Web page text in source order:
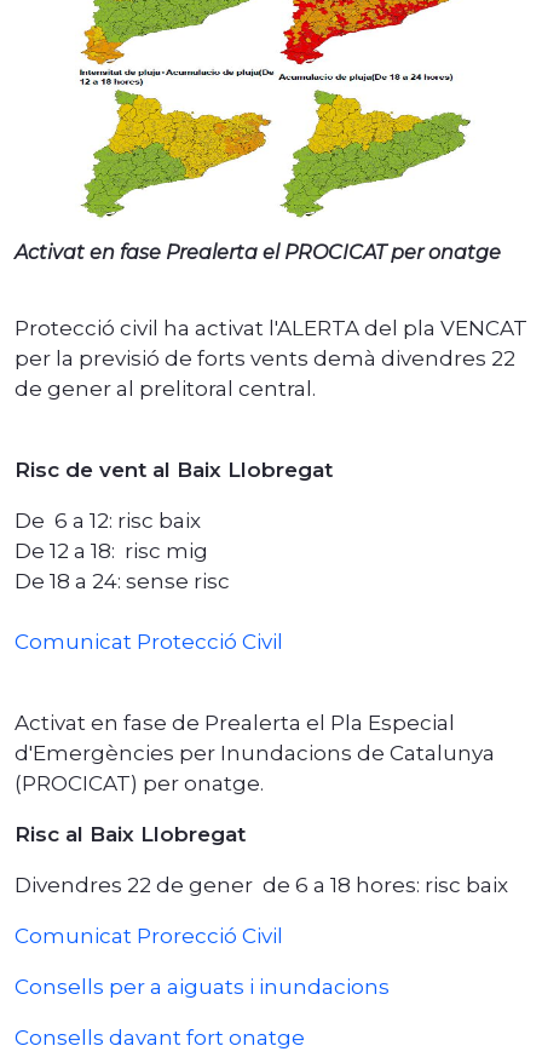
Activat en fase Prealerta el PROCICAT per onatge
Protecció civil ha activat l'ALERTA del pla VENCAT
per la previsió de forts vents demà divendres 22
de gener al prelitoral central.
Risc de vent al Baix Llobregat
De 6 a 12: risc baix
De 12 a 18: risc mig
De 18 a 24: sense risc
Comunicat Protecció Civil
Activat en fase de Prealerta el Pla Especial
d'Emergències per Inundacions de Catalunya
(PROCICAT) per onatge.
Risc al Baix Llobregat
Divendres 22 de gener de 6 a 18 hores: risc baix
Comunicat Prorecció Civil
Consells per a aiguats i inundacions
Consells davant fort onatge